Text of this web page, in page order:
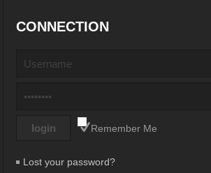
CONNECTION
Remember Me
Lost your password?